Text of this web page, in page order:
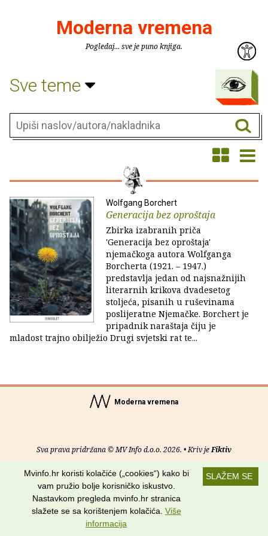
Moderna vremena
Pogledaj... sve je puno knjiga.
Sve teme
Wolfgang Borchert
Generacija bez oproštaja
Zbirka izabranih priča
'Generacija bez oproštaja'
njemačkoga autora Wolfganga
Borcherta (1921. – 1947.)
predstavlja jedan od najsnažnijih
literarnih krikova dvadesetog
stoljeća, pisanih u ruševinama
poslijeratne Njemačke. Borchert je
pripadnik naraštaja čiju je
mladost trajno obilježio Drugi svjetski rat te...
Moderna vremena
Sva prava pridržana © MV Info d.o.o. 2026. • Kriv jeFiktiv
O nama• Pomoć•Uvjeti korištenja•RSS kanali
Potraži nas na:
SLAŽEM SE
Mvinfo.hr koristi kolačiće („cookies“) kako bi
vam pružio bolje korisničko iskustvo.
Nastavkom pregleda mvinfo.hr stranica
slažete se sa korištenjem kolačića. Više
informacija